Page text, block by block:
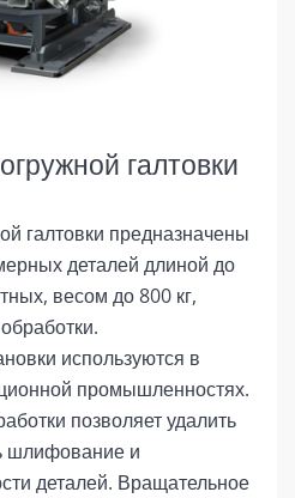
галтовки
галтовки предназначены
деталей длиной до
весом до 800 кг,
используются в
промышленностях.
позволяет удалить
шлифование и
деталей. Вращательное